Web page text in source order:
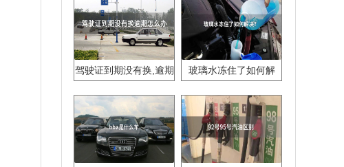
驾驶证到期没有换,逾期
玻璃水冻住了如何解